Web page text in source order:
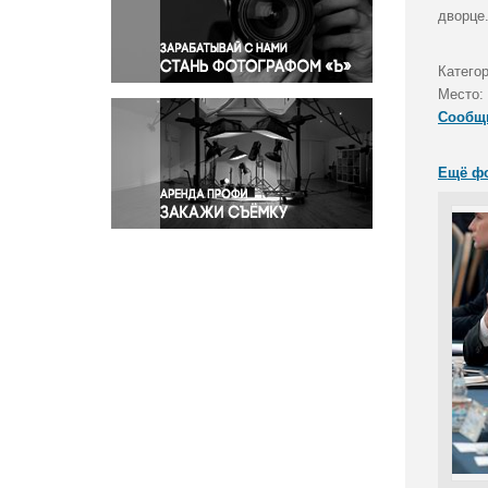
Правосудие
Происшествия и конфликты
Религия
Светская жизнь
Спорт
Экология
Экономика и бизнес
Место:
Ещё